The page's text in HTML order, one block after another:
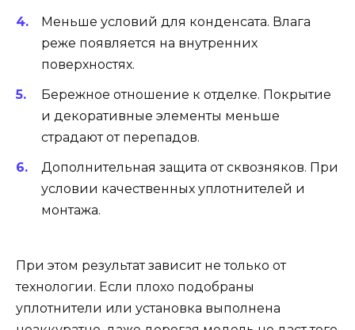
Меньше условий для конденсата. Влага
реже появляется на внутренних
поверхностях.
Бережное отношение к отделке. Покрытие
и декоративные элементы меньше
страдают от перепадов.
Дополнительная защита от сквозняков. При
условии качественных уплотнителей и
монтажа.
При этом результат зависит не только от
технологии. Если плохо подобраны
уплотнители или установка выполнена